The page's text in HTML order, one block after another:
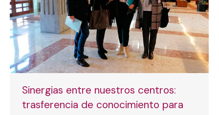
Sinergias entre nuestros centros:
trasferencia de conocimiento para